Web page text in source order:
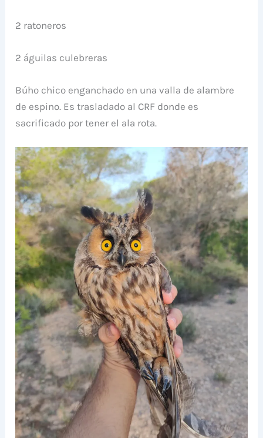
2 ratoneros
2 águilas culebreras
Búho chico enganchado en una valla de alambre
de espino. Es trasladado al CRF donde es
sacrificado por tener el ala rota.